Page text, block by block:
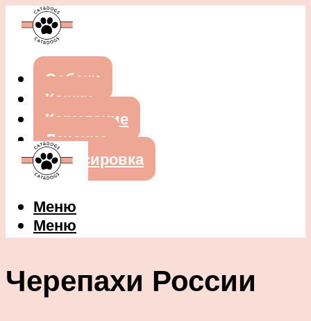
Собаки
Кошки
Кормление
Лечение
Дрессировка
Меню
Меню
Черепахи России